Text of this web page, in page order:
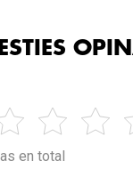
en total